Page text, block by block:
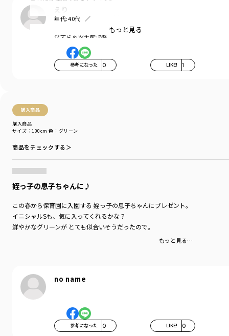
えり
年代:40代
女の子
お子さまの年齢:9歳
参考になった 0 LIKE! 1
購入商品
購入商品
サイズ：100cm 色：グリーン
商品をチェックする＞
姪っ子の息子ちゃんに♪
この春から保育園に入園する 姪っ子の息子ちゃんにプレゼント。
イニシャルSも、気に入ってくれるかな？
鮮やかなグリーンが とても似合いそうだったので。
もっと見る…
no name
参考になった 0 LIKE! 0
インパクトのあるプリントながら、
身生地のカラーリングと文字のバランスが〇
一枚で着るのはもちろん、
シャツなどのインナーとして
ちら見せさせるのもオススメです。
身幅にゆとりをもたせたサイズ感になっており、
少し丈が短いので大きめサイズの着用で
ルーズに着こなすのもおしゃれ上級者に〇
「吸汗性」にすぐれ「肌ざわりが良い」
生地を使用しています。
糸が太めで丈夫・型崩れしにくい
お洗濯にもぴったりの素材です。
-----
モデル：身長109.0cm 体重18.0kg
サイズ：サイズ110
／branshes
／アウトレット
カテゴリ
／トップス>半袖Tシャツ・タンクトップ
もっと見る